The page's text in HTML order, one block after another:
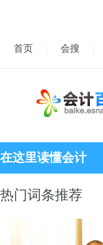
首页 会搜
在这里读懂会计
热门词条推荐